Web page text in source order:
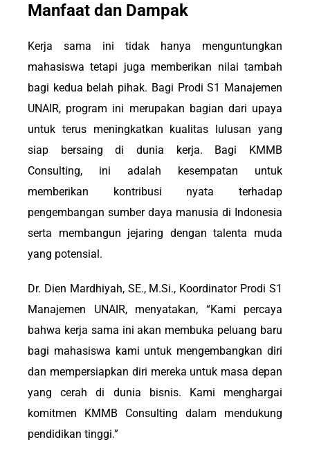
Manfaat dan Dampak
Kerja sama ini tidak hanya menguntungkan
mahasiswa tetapi juga memberikan nilai tambah
bagi kedua belah pihak. Bagi Prodi S1 Manajemen
UNAIR, program ini merupakan bagian dari upaya
untuk terus meningkatkan kualitas lulusan yang
siap bersaing di dunia kerja. Bagi KMMB
Consulting, ini adalah kesempatan untuk
memberikan kontribusi nyata terhadap
pengembangan sumber daya manusia di Indonesia
serta membangun jejaring dengan talenta muda
yang potensial.
Dr. Dien Mardhiyah, SE., M.Si., Koordinator Prodi S1
Manajemen UNAIR, menyatakan, “Kami percaya
bahwa kerja sama ini akan membuka peluang baru
bagi mahasiswa kami untuk mengembangkan diri
dan mempersiapkan diri mereka untuk masa depan
yang cerah di dunia bisnis. Kami menghargai
komitmen KMMB Consulting dalam mendukung
pendidikan tinggi.”